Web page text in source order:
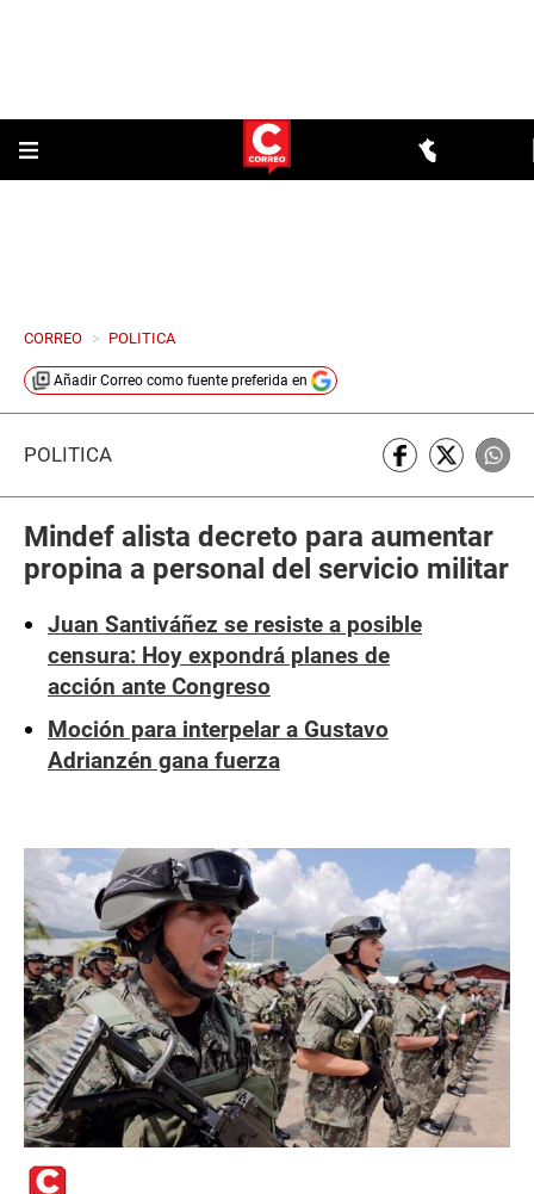
CORREO > POLITICA
Añadir Correo como fuente preferida en
POLÍTICA
Mindef alista decreto para aumentar
propina a personal del servicio militar
Juan Santiváñez se resiste a posible
censura: Hoy expondrá planes de
acción ante Congreso
Moción para interpelar a Gustavo
Adrianzén gana fuerza